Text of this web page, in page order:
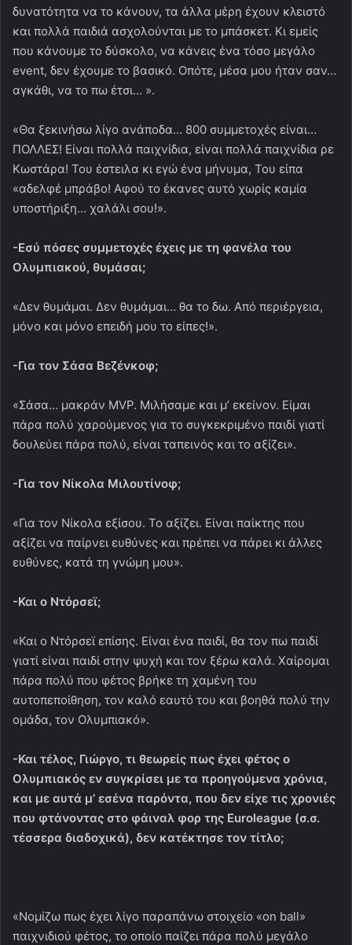
δυνατότητα να το κάνουν, τα άλλα μέρη έχουν κλειστό
και πολλά παιδιά ασχολούνται με το μπάσκετ. Κι εμείς
που κάνουμε το δύσκολο, να κάνεις ένα τόσο μεγάλο
event, δεν έχουμε το βασικό. Οπότε, μέσα μου ήταν σαν…
αγκάθι, να το πω έτσι… ».
«Θα ξεκινήσω λίγο ανάποδα… 800 συμμετοχές είναι…
ΠΟΛΛΕΣ! Είναι πολλά παιχνίδια, είναι πολλά παιχνίδια ρε
Κωστάρα! Του έστειλα κι εγώ ένα μήνυμα, Του είπα
«αδελφέ μπράβο! Αφού το έκανες αυτό χωρίς καμία
υποστήριξη… χαλάλι σου!».
-Εσύ πόσες συμμετοχές έχεις με τη φανέλα του
Ολυμπιακού, θυμάσαι;
«Δεν θυμάμαι. Δεν θυμάμαι… θα το δω. Από περιέργεια,
μόνο και μόνο επειδή μου το είπες!».
-Για τον Σάσα Βεζένκοφ;
«Σάσα… μακράν MVP. Μιλήσαμε και μ’ εκείνον. Είμαι
πάρα πολύ χαρούμενος για το συγκεκριμένο παιδί γιατί
δουλεύει πάρα πολύ, είναι ταπεινός και το αξίζει».
-Για τον Νίκολα Μιλουτίνοφ;
«Για τον Νίκολα εξίσου. Το αξίζει. Είναι παίκτης που
αξίζει να παίρνει ευθύνες και πρέπει να πάρει κι άλλες
ευθύνες, κατά τη γνώμη μου».
-Και ο Ντόρσεϊ;
«Και ο Ντόρσεϊ επίσης. Είναι ένα παιδί, θα τον πω παιδί
γιατί είναι παιδί στην ψυχή και τον ξέρω καλά. Χαίρομαι
πάρα πολύ που φέτος βρήκε τη χαμένη του
αυτοπεποίθηση, τον καλό εαυτό του και βοηθά πολύ την
ομάδα, τον Ολυμπιακό».
-Και τέλος, Γιώργο, τι θεωρείς πως έχει φέτος ο
Ολυμπιακός εν συγκρίσει με τα προηγούμενα χρόνια,
και με αυτά μ’ εσένα παρόντα, που δεν είχε τις χρονιές
που φτάνοντας στο φάιναλ φορ της Euroleague (σ.σ.
τέσσερα διαδοχικά), δεν κατέκτησε τον τίτλο;
«Νομίζω πως έχει λίγο παραπάνω στοιχείο «on ball»
παιχνιδιού φέτος, το οποίο παίζει πάρα πολύ μεγάλο